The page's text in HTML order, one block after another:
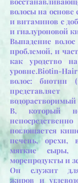
волосы на основе
и витаминов с
и гиалуроновой
Выпадение
проблемой, и
как уродство
уровне.Biotin-
волос: биотин
В, который не
поглощается
печень, орехи,
мягкие сыры,
морепродукты и
Он служит для
жиров и